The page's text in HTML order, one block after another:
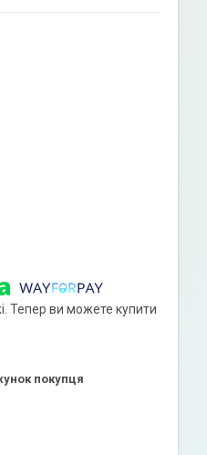
Тепер ви можете купити
покупця